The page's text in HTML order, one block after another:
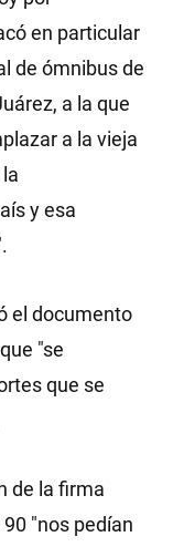
en particular
de ómnibus de
a la que
a la vieja
y esa
el documento
"se
que se
de la firma
"nos pedían